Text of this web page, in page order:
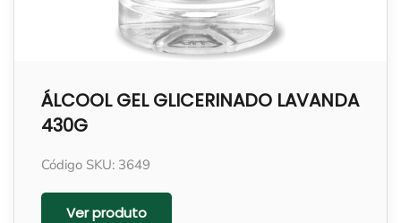
ÁLCOOL GEL GLICERINADO LAVANDA
430G
Código SKU: 3649
Ver produto